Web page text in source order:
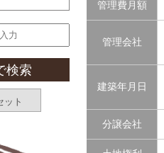
管理費月額
管理会社
建築年月日
分譲会社